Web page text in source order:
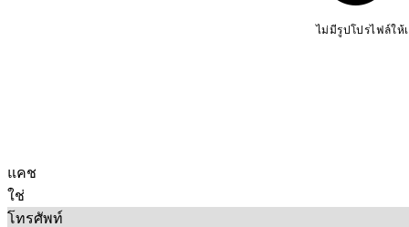
ไม่มีรูปโปรไฟล์ให้
แคช
ใช่
โทรศัพท์